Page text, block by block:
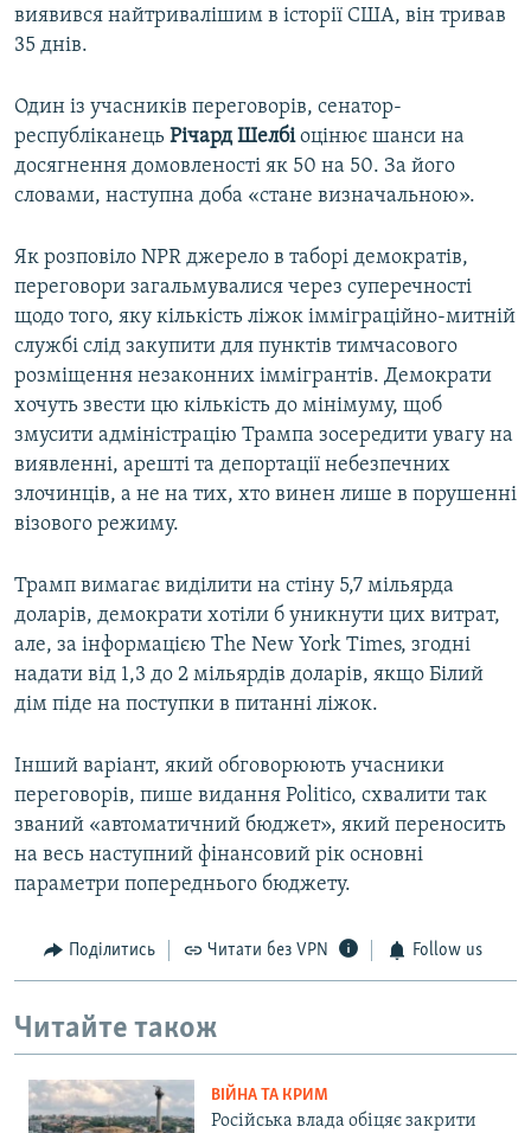
виявився найтривалішим в історії США, він тривав
35 днів.
Один із учасників переговорів, сенатор-
республіканець Річард Шелбіоцінює шанси на
досягнення домовленості як 50 на 50. За його
словами, наступна доба «стане визначальною».
Як розповіло NPR джерело в таборі демократів,
переговори загальмувалися через суперечності
щодо того, яку кількість ліжок імміграційно-митній
службі слід закупити для пунктів тимчасового
розміщення незаконних іммігрантів. Демократи
хочуть звести цю кількість до мінімуму, щоб
змусити адміністрацію Трампа зосередити увагу на
виявленні, арешті та депортації небезпечних
злочинців, а не на тих, хто винен лише в порушенні
візового режиму.
Трамп вимагає виділити на стіну 5,7 мільярда
доларів, демократи хотіли б уникнути цих витрат,
але, за інформацією The New York Times, згодні
надати від 1,3 до 2 мільярдів доларів, якщо Білий
дім піде на поступки в питанні ліжок.
Інший варіант, який обговорюють учасники
переговорів, пише видання Politico, схвалити так
званий «автоматичний бюджет», який переносить
на весь наступний фінансовий рік основні
параметри попереднього бюджету.
Поділитись Читати без VPN Follow us
Читайте також
ВІЙНА ТА КРИМ
Російська влада обіцяє закрити